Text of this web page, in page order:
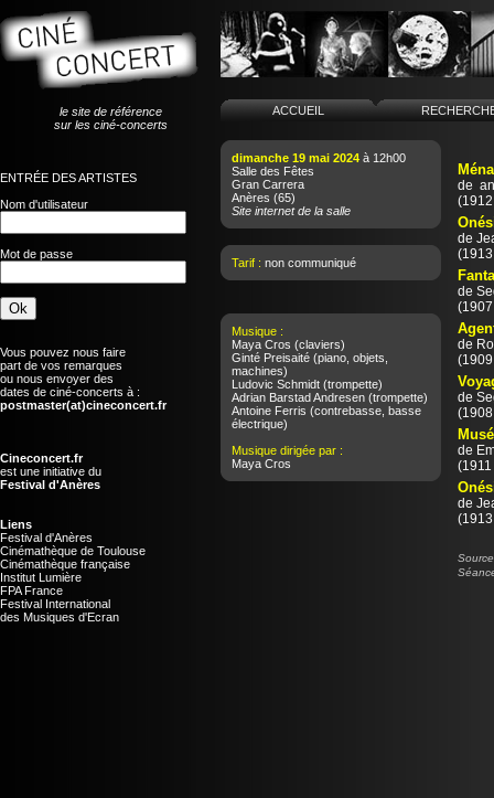
le site de référence
sur les ciné-concerts
ENTRÉE DES ARTISTES
Nom d'utilisateur
Mot de passe
Vous pouvez nous faire
part de vos remarques
ou nous envoyer des
dates de ciné-concerts à :
postmaster(at)cineconcert.fr
Cineconcert.fr
est une initiative du
Festival d'Anères
Liens
Festival d'Anères
Cinémathèque de Toulouse
Cinémathèque française
Institut Lumière
FPA France
Festival International
des Musiques d'Ecran
ACCUEIL
dimanche 19 mai 2024 à 12h00
Salle des Fêtes
Gran Carrera
Anères (65)
Site internet de la salle
Tarif : non communiqué
Musique :
Maya Cros (claviers)
Ginté Preisaité (piano, objets,
machines)
Ludovic Schmidt (trompette)
Adrian Barstad Andresen (trompette)
Antoine Ferris (contrebasse, basse
électrique)
Musique dirigée par :
Maya Cros
de
de
de
de
de
de
de